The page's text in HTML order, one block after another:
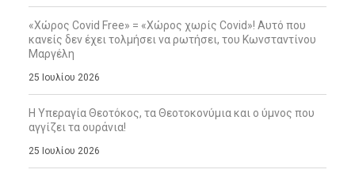
«Χώρος Covid Free» = «Χώρος χωρίς Covid»! Αυτό που
κανείς δεν έχει τολμήσει να ρωτήσει, του Κωνσταντίνου
Μαργέλη
25 Ιουλίου 2026
Η Υπεραγία Θεοτόκος, τα Θεοτοκονύμια και ο ύμνος που
αγγίζει τα ουράνια!
25 Ιουλίου 2026